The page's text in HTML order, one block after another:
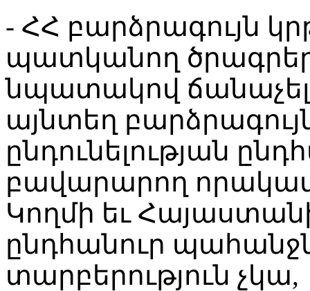
- ՀՀ բարձրագույն
պատկանող
նպատակով ճանաչել
այնտեղ
ընդունելության
բավարարող
Կողմի եւ
ընդհանուր
տարբերություն չկա,